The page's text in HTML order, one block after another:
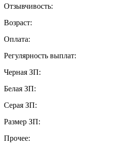
Отзывчивость:
Возраст:
Оплата:
Регулярность выплат:
Черная ЗП:
Белая ЗП:
Серая ЗП:
Размер ЗП:
Прочее: